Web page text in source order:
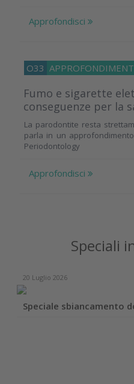
Approfondisci
O33
Fumo e sigarette
conseguenze per la
La parodontite resta
parla in un
Periodontology
Approfondisci
Speciali
20 Luglio 2026
Speciale sbiancamento